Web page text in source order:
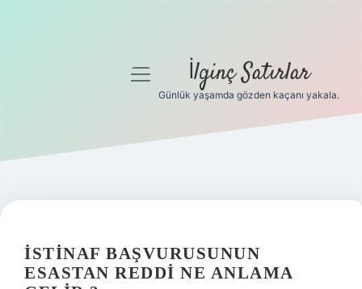
Gizlilik Politikası
Yasal Uyarı
menüyü
İlginç Satırlar
Günlük yaşamda gözden kaçanı yakala.
İSTINAF BAŞVURUSUNUN
ESASTAN REDDI NE ANLAMA